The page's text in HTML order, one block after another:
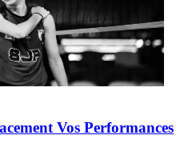
Vos Performances